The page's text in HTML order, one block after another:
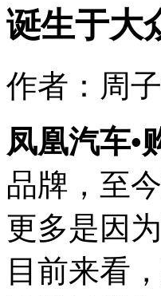
诞生于大
作者：周
凤凰汽车•
品牌，至
更多是因
目前来看